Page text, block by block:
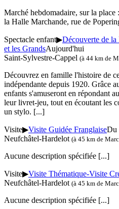
Marché hebdomadaire, sur la
la Halle Marchande, rue de
Spectacle enfant▶Découverte de la
et les GrandsAujourd'hui
Saint-Sylvestre-Cappel (à 44 km de
Découvrez en famille l'histoire de
indépendante depuis 1920. Grâce
enfants s'amuseront en répondant
leur livret-jeu, tout en écoutant les
un stylo. [...]
Visite▶Visite Guidée FranglaiseDu
Neufchâtel-Hardelot (à 45 km de
Aucune description spécifiée [...]
Visite▶Visite Thématique-Visite
Neufchâtel-Hardelot (à 45 km de
Aucune description spécifiée [...]